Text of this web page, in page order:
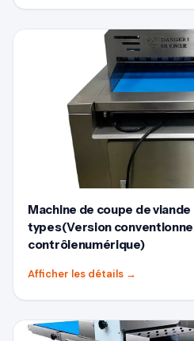
Machine de coupe de
types(Version
contrôlenumérique)
Afficher les détails →